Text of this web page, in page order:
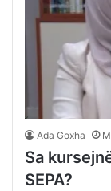
Ada Goxha
Sa
SEPA?